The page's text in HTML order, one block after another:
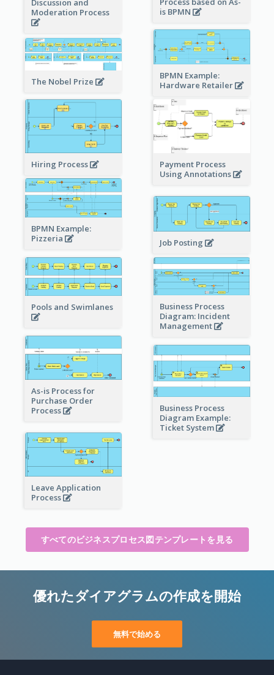
is BPMN
Discussion and
Moderation Process
BPMN Example:
Hardware Retailer
The Nobel Prize
Hiring Process
Payment Process
Using Annotations
BPMN Example:
Pizzeria
Job Posting
Pools and Swimlanes
Business Process
Diagram: Incident
Management
As-is Process for
Purchase Order
Process
Business Process
Diagram Example:
Ticket System
Leave Application
Process
すべてのビジネスプロセス図テンプレートを見る
優れたダイアグラムの作成を開始
無料で始める